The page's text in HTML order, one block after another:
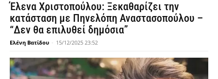
Έλενα Χριστοπούλου: Ξεκαθαρίζει την
κατάσταση με Πηνελόπη Αναστασοπούλου –
“Δεν θα επιλυθεί δημόσια”
Ελένη Βατίδου - 15/12/2025 23:52